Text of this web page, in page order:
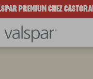
PREMIUM CHEZ